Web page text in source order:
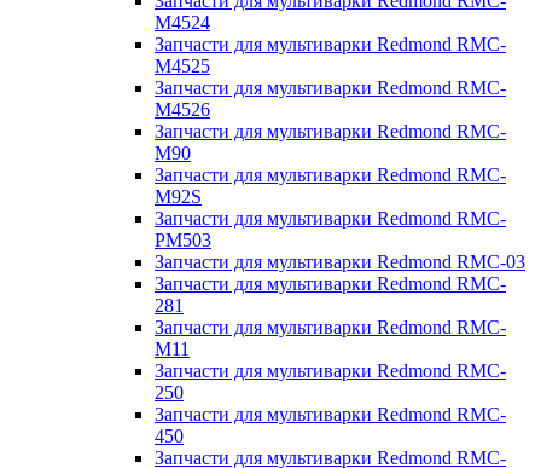
M4524
Запчасти для мультиварки Redmond RMC-
M4525
Запчасти для мультиварки Redmond RMC-
M4526
Запчасти для мультиварки Redmond RMC-
M90
Запчасти для мультиварки Redmond RMC-
M92S
Запчасти для мультиварки Redmond RMC-
PM503
Запчасти для мультиварки Redmond RMC-03
Запчасти для мультиварки Redmond RMC-
281
Запчасти для мультиварки Redmond RMC-
M11
Запчасти для мультиварки Redmond RMC-
250
Запчасти для мультиварки Redmond RMC-
450
Запчасти для мультиварки Redmond RMC-